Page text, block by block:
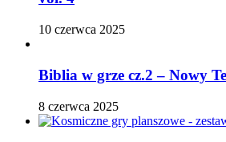
10 czerwca 2025
Biblia w grze cz.2 – Nowy
8 czerwca 2025